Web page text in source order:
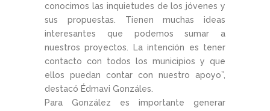
conocimos las inquietudes de los jóvenes y
sus propuestas. Tienen muchas ideas
interesantes que podemos sumar a
nuestros proyectos. La intención es tener
contacto con todos los municipios y que
ellos puedan contar con nuestro apoyo”,
destacó Édmavi Gonzáles.
Para González es importante generar